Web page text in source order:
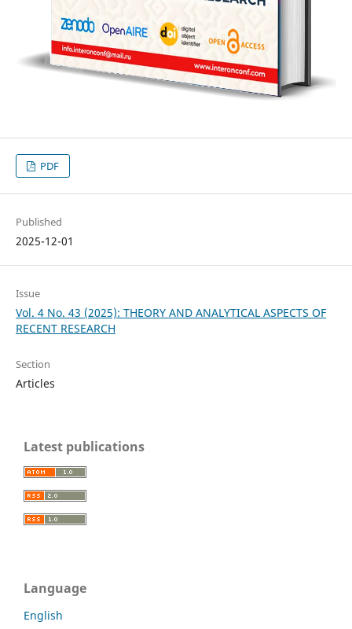
PDF
Published
2025-12-01
Issue
Vol. 4 No. 43 (2025): THEORY AND ANALYTICAL ASPECTS OF
RECENT RESEARCH
Section
Articles
Latest publications
Language
English